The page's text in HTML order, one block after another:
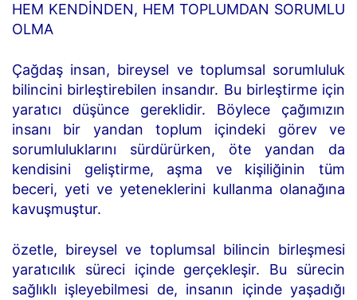
HEM KENDİNDEN, HEM TOPLUMDAN SORUMLU
OLMA
Çağdaş insan, bireysel ve toplumsal sorumluluk
bilincini birleştirebilen insandır. Bu birleştirme için
yaratıcı düşünce gereklidir. Böylece çağımızın
insanı bir yandan toplum içindeki görev ve
sorumluluklarını sürdürürken, öte yandan da
kendisini geliştirme, aşma ve kişiliğinin tüm
beceri, yeti ve yeteneklerini kullanma olanağına
kavuşmuştur.
özetle, bireysel ve toplumsal bilincin birleşmesi
yaratıcılık süreci içinde gerçekleşir. Bu sürecin
sağlıklı işleyebilmesi de, insanın içinde yaşadığı